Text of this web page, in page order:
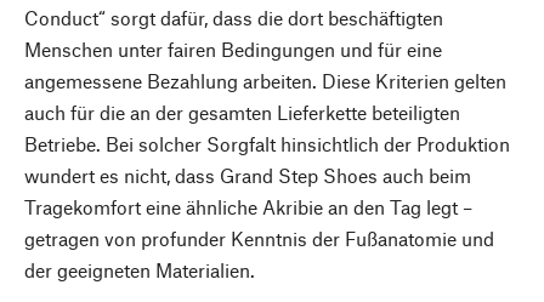
Conduct“ sorgt dafür, dass die dort beschäftigten
Menschen unter fairen Bedingungen und für eine
angemessene Bezahlung arbeiten. Diese Kriterien gelten
auch für die an der gesamten Lieferkette beteiligten
Betriebe. Bei solcher Sorgfalt hinsichtlich der Produktion
wundert es nicht, dass Grand Step Shoes auch beim
Tragekomfort eine ähnliche Akribie an den Tag legt –
getragen von profunder Kenntnis der Fußanatomie und
der geeigneten Materialien.